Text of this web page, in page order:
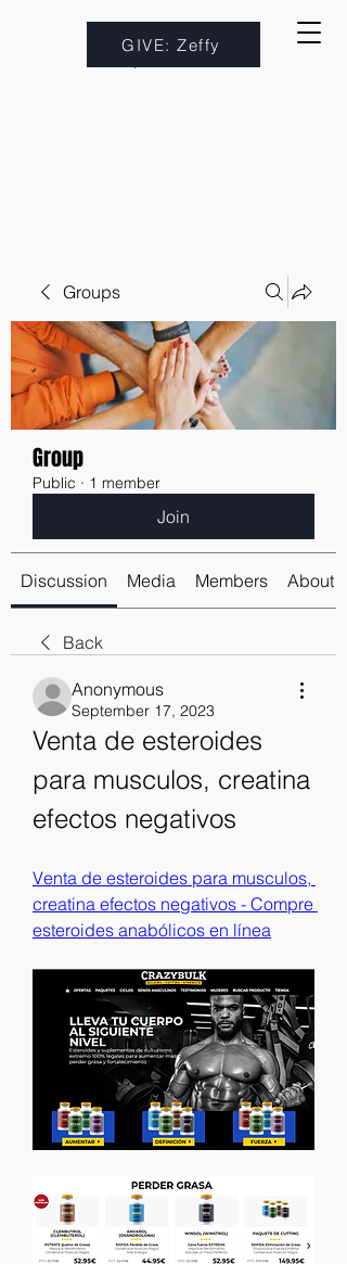
GIVE: Zeffy
Groups
Group
Public · 1 member
Join
Discussion Media Members About
Back
Anonymous
September 17, 2023
Venta de esteroides
para musculos, creatina
efectos negativos
Venta de esteroides para musculos,
creatina efectos negativos - Compre
esteroides anabólicos en línea